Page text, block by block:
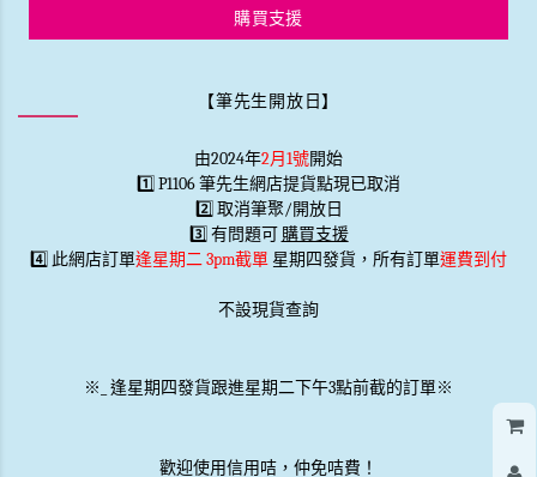
購買支援
【筆先生開放日】
由2024年2月1號開始
1️⃣ P1106 筆先生網店提貨點現已取消
2️⃣ 取消筆聚/開放日
3️⃣ 有問題可 購買支援
4️⃣ 此網店訂單逢星期二 3pm截單 星期四發貨，所有訂單運費到付
不設現貨查詢
※ 逢星期四發貨跟進星期二下午3點前截的訂單※
歡迎使用信用咭，仲免咭費！